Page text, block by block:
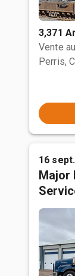
3,371
Vente
Perris,
16 sept.
Major